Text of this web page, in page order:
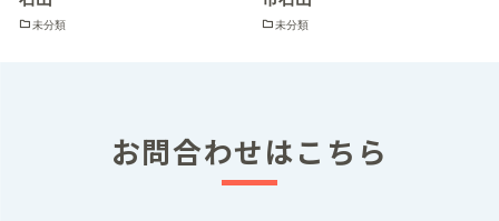
未分類 未分類
お問合わせはこちら